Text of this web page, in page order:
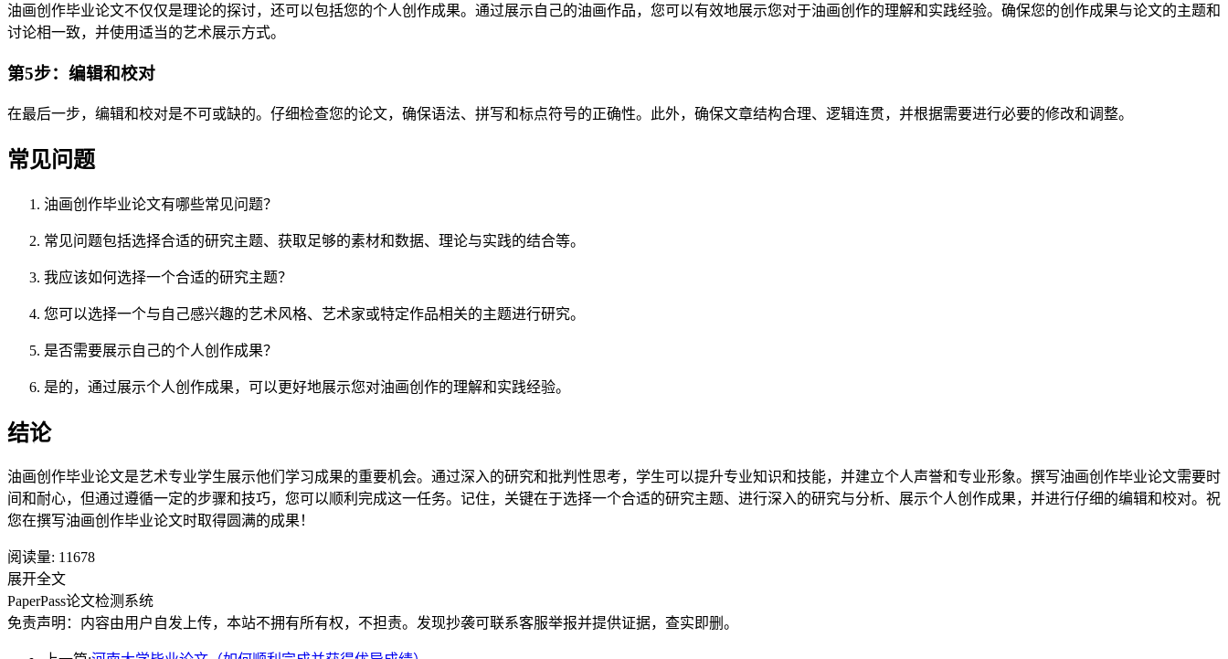
油画创作毕业论文不仅仅是理论的探讨，还可以包括您的个人创作成果。通过展示自己的油画作品，您可以有效地展示您对于油画创作的理解和实践经验。确保您的创作成果与论文的主题和
讨论相一致，并使用适当的艺术展示方式。
第5步：编辑和校对
在最后一步，编辑和校对是不可或缺的。仔细检查您的论文，确保语法、拼写和标点符号的正确性。此外，确保文章结构合理、逻辑连贯，并根据需要进行必要的修改和调整。
常见问题
油画创作毕业论文有哪些常见问题？
常见问题包括选择合适的研究主题、获取足够的素材和数据、理论与实践的结合等。
我应该如何选择一个合适的研究主题？
您可以选择一个与自己感兴趣的艺术风格、艺术家或特定作品相关的主题进行研究。
是否需要展示自己的个人创作成果？
是的，通过展示个人创作成果，可以更好地展示您对油画创作的理解和实践经验。
结论
油画创作毕业论文是艺术专业学生展示他们学习成果的重要机会。通过深入的研究和批判性思考，学生可以提升专业知识和技能，并建立个人声誉和专业形象。撰写油画创作毕业论文需要时
间和耐心，但通过遵循一定的步骤和技巧，您可以顺利完成这一任务。记住，关键在于选择一个合适的研究主题、进行深入的研究与分析、展示个人创作成果，并进行仔细的编辑和校对。祝
您在撰写油画创作毕业论文时取得圆满的成果！
阅读量: 11678
展开全文
PaperPass论文检测系统
免责声明：内容由用户自发上传，本站不拥有所有权，不担责。发现抄袭可联系客服举报并提供证据，查实即删。